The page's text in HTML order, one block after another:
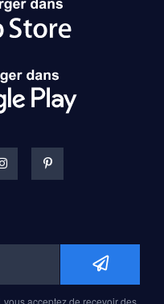
acceptez de recevoir des